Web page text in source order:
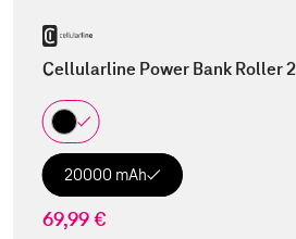
Cellularline Power Bank Roller
20000 mAh
69,99 €